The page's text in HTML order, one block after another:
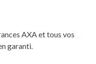
AXA et tous vos
garanti.